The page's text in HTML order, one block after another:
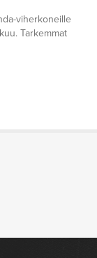
viherkoneille
Tarkemmat